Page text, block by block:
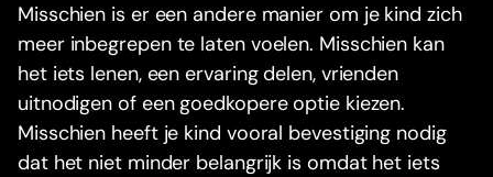
Misschien is er een andere manier om je kind zich
meer inbegrepen te laten voelen. Misschien kan
het iets lenen, een ervaring delen, vrienden
uitnodigen of een goedkopere optie kiezen.
Misschien heeft je kind vooral bevestiging nodig
dat het niet minder belangrijk is omdat het iets